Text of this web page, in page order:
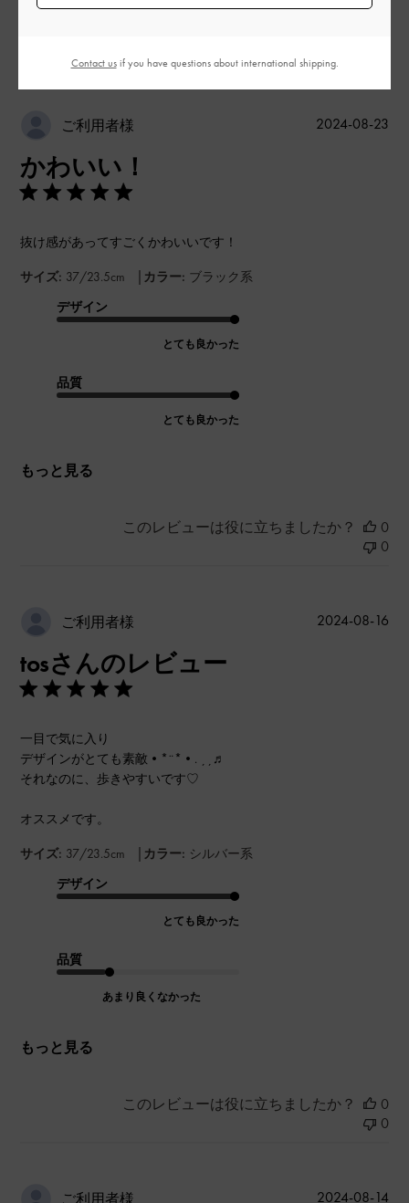
ご利用者様
かわいい！
抜け感があってすごくかわいいです！
サイズ: 37/23.5cm | カラー: ブラック系
デザイン
とても良かった
品質
とても良かった
もっと見る
公
2024-08-23
このレビューは役に立ちましたか？
0
0
ご利用者様
tosさんのレビュー
一目で気に入り
デザインがとても素敵•*¨*•. ¸¸♬
それなのに、歩きやすいです♡
オススメです。
サイズ: 37/23.5cm | カラー: シルバー系
デザイン
とても良かった
品質
あまり良くなかった
もっと見る
公
2024-08-16
このレビューは役に立ちましたか？
0
0
ご利用者様 公
2024-08-14
Contact usif you have questions about international shipping.